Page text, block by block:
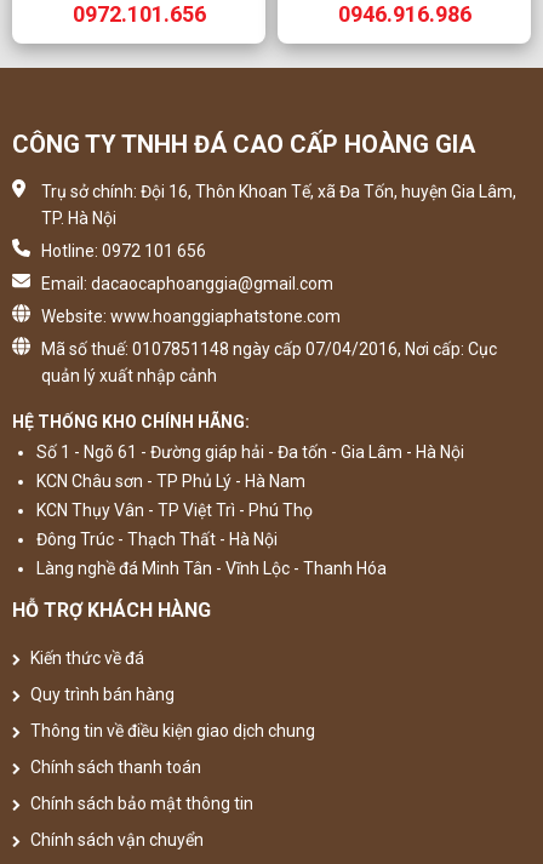
0972.101.656 0946.916.986
CÔNG TY TNHH ĐÁ CAO CẤP HOÀNG GIA
Trụ sở chính: Đội 16, Thôn Khoan Tế, xã Đa Tốn, huyện Gia Lâm,
TP. Hà Nội
Hotline: 0972 101 656
Email: dacaocaphoanggia@gmail.com
Website: www.hoanggiaphatstone.com
Mã số thuế: 0107851148 ngày cấp 07/04/2016, Nơi cấp: Cục
quản lý xuất nhập cảnh
HỆ THỐNG KHO CHÍNH HÃNG:
Số 1 - Ngõ 61 - Đường giáp hải - Đa tốn - Gia Lâm - Hà Nội
KCN Châu sơn - TP Phủ Lý - Hà Nam
KCN Thụy Vân - TP Việt Trì - Phú Thọ
Đông Trúc - Thạch Thất - Hà Nội
Làng nghề đá Minh Tân - Vĩnh Lộc - Thanh Hóa
HỖ TRỢ KHÁCH HÀNG
Kiến thức về đá
Quy trình bán hàng
Thông tin về điều kiện giao dịch chung
Chính sách thanh toán
Chính sách bảo mật thông tin
Chính sách vận chuyển